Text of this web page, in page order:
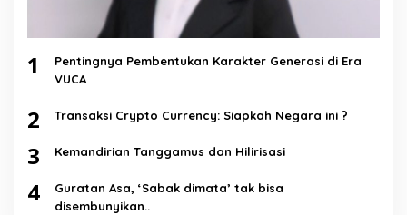
1
Pentingnya Pembentukan Karakter Generasi di Era
VUCA
2 Transaksi Crypto Currency: Siapkah Negara ini ?
3 Kemandirian Tanggamus dan Hilirisasi
4
Guratan Asa, ‘Sabak dimata’ tak bisa
disembunyikan..